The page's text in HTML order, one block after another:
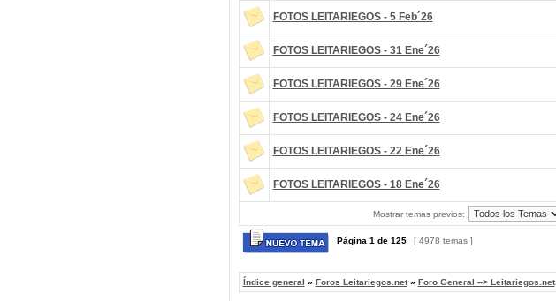
FOTOS LEITARIEGOS - 5 Feb´26
FOTOS LEITARIEGOS - 31 Ene´26
FOTOS LEITARIEGOS - 29 Ene´26
FOTOS LEITARIEGOS - 24 Ene´26
FOTOS LEITARIEGOS - 22 Ene´26
FOTOS LEITARIEGOS - 18 Ene´26
Mostrar temas previos:
Página 1 de 125 [ 4978 temas ]
Índice general » Foros Leitariegos.net» Foro General --> Leitariegos.net